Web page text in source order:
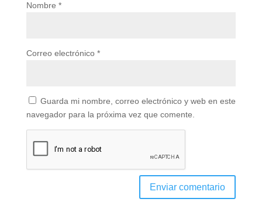
Nombre *
Correo electrónico *
Guarda mi nombre, correo electrónico y web en este
navegador para la próxima vez que comente.